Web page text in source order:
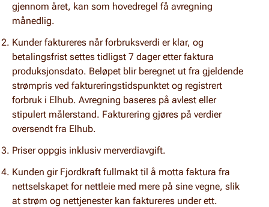
gjennom året, kan som hovedregel få avregning
månedlig.
Kunder faktureres når forbruksverdi er klar, og
betalingsfrist settes tidligst 7 dager etter faktura
produksjonsdato. Beløpet blir beregnet ut fra gjeldende
strømpris ved faktureringstidspunktet og registrert
forbruk i Elhub. Avregning baseres på avlest eller
stipulert målerstand. Fakturering gjøres på verdier
oversendt fra Elhub.
Priser oppgis inklusiv merverdiavgift.
Kunden gir Fjordkraft fullmakt til å motta faktura fra
nettselskapet for nettleie med mere på sine vegne, slik
at strøm og nettjenester kan faktureres under ett.